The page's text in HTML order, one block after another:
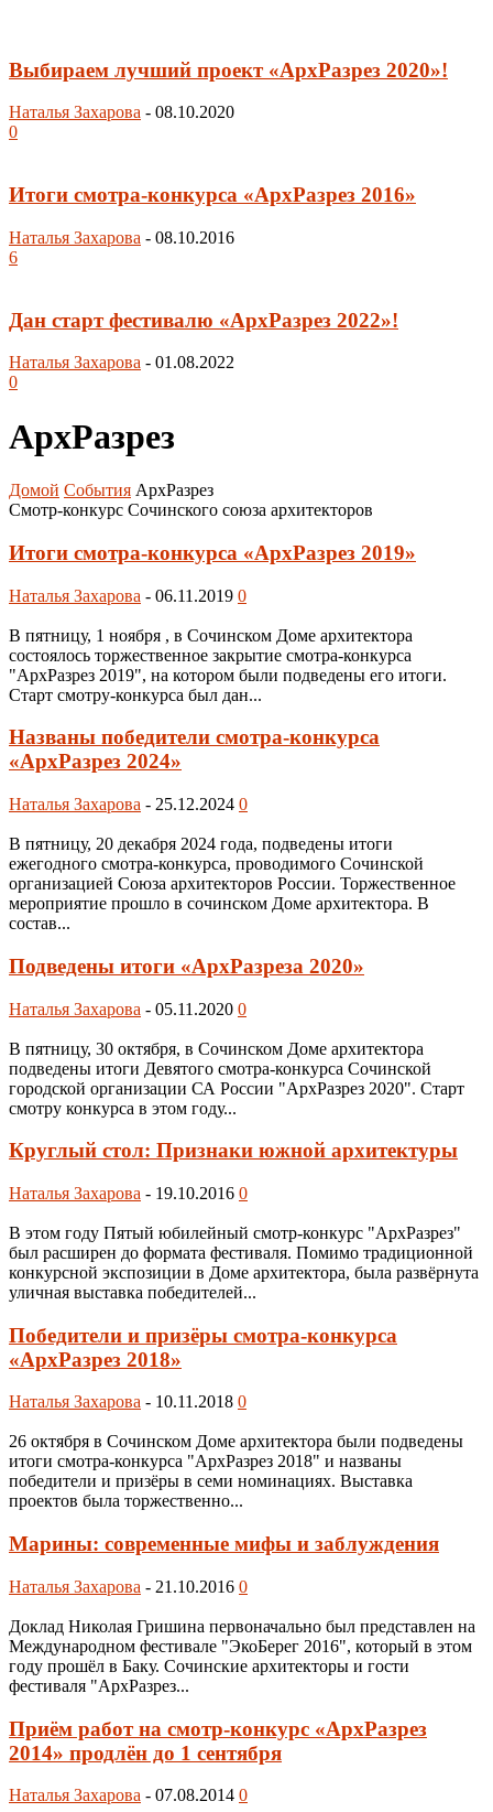
Выбираем лучший проект «АрхРазрез 2020»!
Наталья Захарова - 08.10.2020
0
Итоги смотра-конкурса «АрхРазрез 2016»
Наталья Захарова - 08.10.2016
6
Дан старт фестивалю «АрхРазрез 2022»!
Наталья Захарова - 01.08.2022
0
АрхРазрез
Домой События АрхРазрез
Смотр-конкурс Сочинского союза архитекторов
Итоги смотра-конкурса «АрхРазрез 2019»
Наталья Захарова - 06.11.2019 0
В пятницу, 1 ноября , в Сочинском Доме архитектора
состоялось торжественное закрытие смотра-конкурса
"АрхРазрез 2019", на котором были подведены его итоги.
Старт смотру-конкурса был дан...
Названы победители смотра-конкурса
«АрхРазрез 2024»
Наталья Захарова - 25.12.2024 0
В пятницу, 20 декабря 2024 года, подведены итоги
ежегодного смотра-конкурса, проводимого Сочинской
организацией Союза архитекторов России. Торжественное
мероприятие прошло в сочинском Доме архитектора. В
состав...
Подведены итоги «АрхРазреза 2020»
Наталья Захарова - 05.11.2020 0
В пятницу, 30 октября, в Сочинском Доме архитектора
подведены итоги Девятого смотра-конкурса Сочинской
городской организации СА России "АрхРазрез 2020". Старт
смотру конкурса в этом году...
Круглый стол: Признаки южной архитектуры
Наталья Захарова - 19.10.2016 0
В этом году Пятый юбилейный смотр-конкурс "АрхРазрез"
был расширен до формата фестиваля. Помимо традиционной
конкурсной экспозиции в Доме архитектора, была развёрнута
уличная выставка победителей...
Победители и призёры смотра-конкурса
«АрхРазрез 2018»
Наталья Захарова - 10.11.2018 0
26 октября в Сочинском Доме архитектора были подведены
итоги смотра-конкурса "АрхРазрез 2018" и названы
победители и призёры в семи номинациях. Выставка
проектов была торжественно...
Марины: современные мифы и заблуждения
Наталья Захарова - 21.10.2016 0
Доклад Николая Гришина первоначально был представлен на
Международном фестивале "ЭкоБерег 2016", который в этом
году прошёл в Баку. Сочинские архитекторы и гости
фестиваля "АрхРазрез...
Приём работ на смотр-конкурс «АрхРазрез
2014» продлён до 1 сентября
Наталья Захарова - 07.08.2014 0